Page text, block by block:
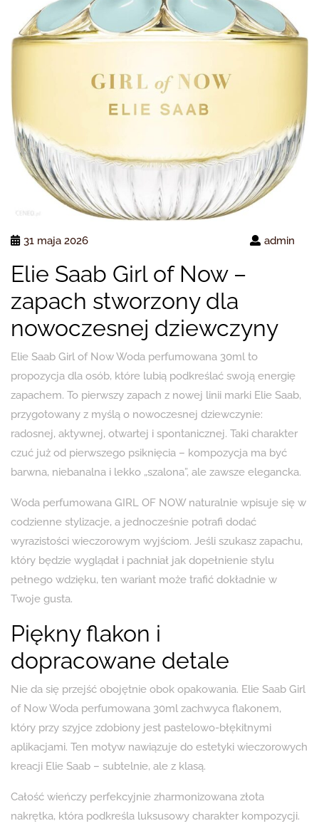
31 maja 2026 admin
Elie Saab Girl of Now –
zapach stworzony dla
nowoczesnej dziewczyny
Elie Saab Girl of Now Woda perfumowana 30ml to
propozycja dla osób, które lubią podkreślać swoją energię
zapachem. To pierwszy zapach z nowej linii marki Elie Saab,
przygotowany z myślą o nowoczesnej dziewczynie:
radosnej, aktywnej, otwartej i spontanicznej. Taki charakter
czuć już od pierwszego psiknięcia – kompozycja ma być
barwna, niebanalna i lekko „szalona”, ale zawsze elegancka.
Woda perfumowana GIRL OF NOW naturalnie wpisuje się w
codzienne stylizacje, a jednocześnie potrafi dodać
wyrazistości wieczorowym wyjściom. Jeśli szukasz zapachu,
który będzie wyglądał i pachniał jak dopełnienie stylu
pełnego wdzięku, ten wariant może trafić dokładnie w
Twoje gusta.
Piękny flakon i
dopracowane detale
Nie da się przejść obojętnie obok opakowania. Elie Saab Girl
of Now Woda perfumowana 30ml zachwyca flakonem,
który przy szyjce zdobiony jest pastelowo-błękitnymi
aplikacjami. Ten motyw nawiązuje do estetyki wieczorowych
kreacji Elie Saab – subtelnie, ale z klasą.
Całość wieńczy perfekcyjnie zharmonizowana złota
nakrętka, która podkreśla luksusowy charakter kompozycji.